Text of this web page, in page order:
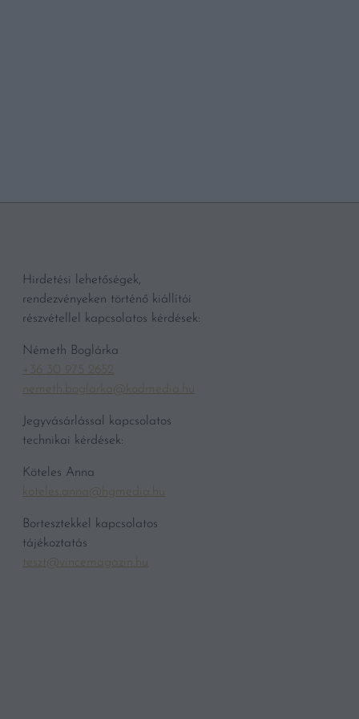
Hirdetési lehetőségek,
rendezvényeken történő kiállítói
részvétellel kapcsolatos kérdések:
Németh Boglárka
+36 30 975 2652
nemeth.boglarka@kodmedia.hu
Jegyvásárlással kapcsolatos
technikai kérdések:
Köteles Anna
koteles.anna@hgmedia.hu
Bortesztekkel kapcsolatos
tájékoztatás
teszt@vincemagazin.hu